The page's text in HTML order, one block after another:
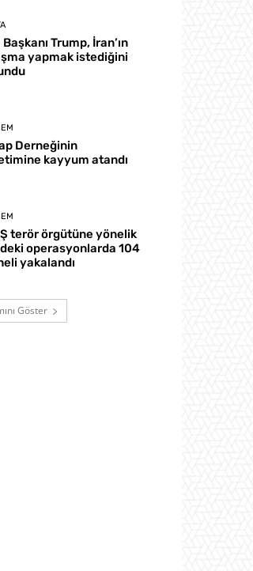
Başkanı Trump, İran’ın
yapmak istediğini
Derneğinin
kayyum atandı
terör örgütüne yönelik
operasyonlarda 104
yakalandı
Göster